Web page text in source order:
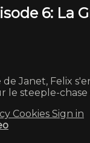
6: La
Janet, Felix
le steeple-chase
Cookies Sign in